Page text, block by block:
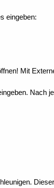
eingeben:
Mit
Nach